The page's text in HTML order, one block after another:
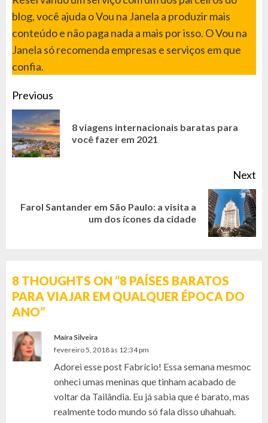
blog, você ajuda o Vou na Janela a produzir mais
conteúdo e não paga nada a mais por isso. O Vou na
Janela só recomenda empresas e serviços em que
confia.
CONTINUE
READING
Previous
8 viagens internacionais baratas para
você fazer em 2021
Next
Next
Farol Santander em São Paulo: a visita a
um dos ícones da cidade
8 THOUGHTS ON “8 PAÍSES BARATOS
PARA VIAJAR EM QUALQUER ÉPOCA DO
ANO”
Maíra Silveira
fevereiro 5, 2018 às 12:34 pm
Adorei esse post Fabrício! Essa semana mesmoc
onheci umas meninas que tinham acabado de
voltar da Tailândia. Eu já sabia que é barato, mas
realmente todo mundo só fala disso uhahuah.